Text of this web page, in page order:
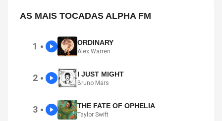
AS MAIS TOCADAS ALPHA FM
1 ● ORDINARY
Alex Warren
2 ● I JUST MIGHT
Bruno Mars
3 ● THE FATE OF OPHELIA
Taylor Swift